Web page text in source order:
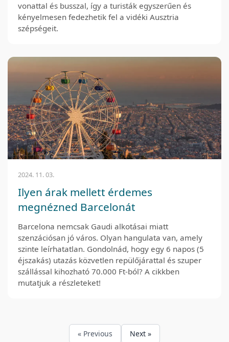
vonattal és busszal, így a turisták egyszerűen és
kényelmesen fedezhetik fel a vidéki Ausztria
szépségeit.
2024. 11. 03.
Ilyen árak mellett érdemes
megnézned Barcelonát
Barcelona nemcsak Gaudi alkotásai miatt
szenzációsan jó város. Olyan hangulata van, amely
szinte leírhatatlan. Gondolnád, hogy egy 6 napos (5
éjszakás) utazás közvetlen repülőjárattal és szuper
szállással kihozható 70.000 Ft-ból? A cikkben
mutatjuk a részleteket!
« Previous Next »